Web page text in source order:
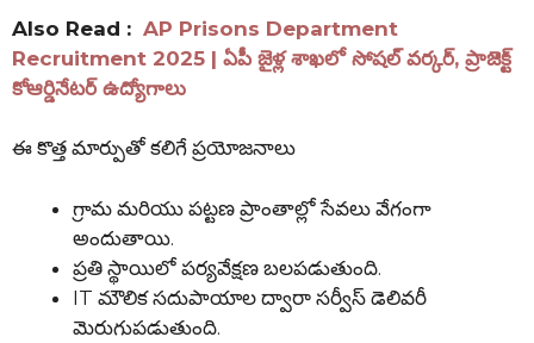
Also Read : AP Prisons Department
Recruitment 2025 | ఏపీ జైళ్ల శాఖలో సోషల్ వర్కర్, ప్రాజెక్ట్
కోఆర్డినేటర్ ఉద్యోగాలు
ఈ కొత్త మార్పుతో కలిగే ప్రయోజనాలు
గ్రామ మరియు పట్టణ ప్రాంతాల్లో సేవలు వేగంగా
అందుతాయి.
ప్రతి స్థాయిలో పర్యవేక్షణ బలపడుతుంది.
IT మౌలిక సదుపాయాల ద్వారా సర్వీస్ డెలివరీ
మెరుగుపడుతుంది.